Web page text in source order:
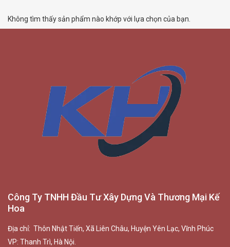
Không tìm thấy sản phẩm nào khớp với lựa chọn của bạn.
Công Ty TNHH Đầu Tư Xây Dựng Và Thương Mại Kế
Hoa
Địa chỉ: Thôn Nhật Tiến, Xã Liên Châu, Huyện Yên Lạc, Vĩnh Phúc
VP: Thanh Trì, Hà Nội.